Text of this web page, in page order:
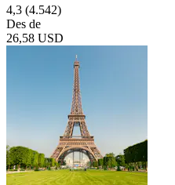
4,3 (4.542)
Des de
26,58 USD